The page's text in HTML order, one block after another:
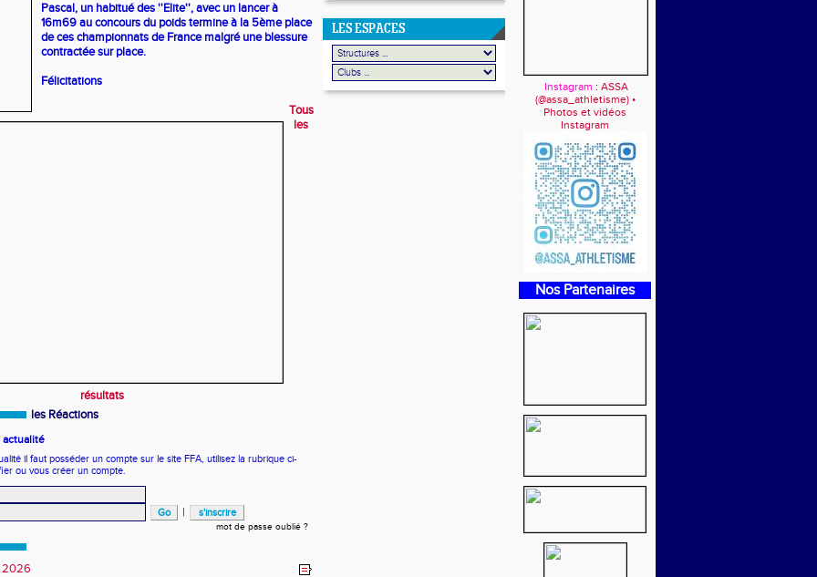
Pascal, un habitué des ''Elite'', avec un lancer à
16m69 au concours du poids termine à la 5ème place
de ces championnats de France malgré une blessure
contractée sur place.
Félicitations
Tous
les
résultats
les Réactions
actualité
il faut posséder un compte sur le site FFA, utilisez la rubrique ci-
ou vous créer un compte.
|
mot de passe oublié ?
2026
LES ESPACES
Instagram : ASSA
(@assa_athletisme) •
Photos et vidéos
Instagram
Nos Partenaires